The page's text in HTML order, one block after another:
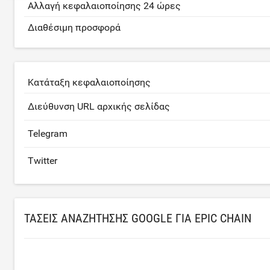
Αλλαγή κεφαλαιοποίησης 24 ώρες
Διαθέσιμη προσφορά
Κατάταξη κεφαλαιοποίησης
Διεύθυνση URL αρχικής σελίδας
Telegram
Twitter
ΤΆΣΕΙΣ ΑΝΑΖΉΤΗΣΗΣ GOOGLE ΓΙΑ EPIC CHAIN